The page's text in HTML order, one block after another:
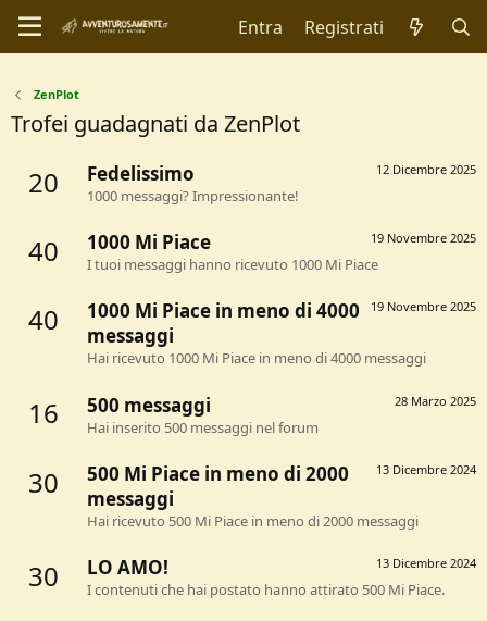
Entra Registrati
ZenPlot
Trofei guadagnati da ZenPlot
20 12 Dicembre 2025
Fedelissimo
1000 messaggi? Impressionante!
40 19 Novembre 2025
1000 Mi Piace
I tuoi messaggi hanno ricevuto 1000 Mi Piace
40 19 Novembre 2025
1000 Mi Piace in meno di 4000
messaggi
Hai ricevuto 1000 Mi Piace in meno di 4000 messaggi
16 28 Marzo 2025
500 messaggi
Hai inserito 500 messaggi nel forum
30 13 Dicembre 2024
500 Mi Piace in meno di 2000
messaggi
Hai ricevuto 500 Mi Piace in meno di 2000 messaggi
30 13 Dicembre 2024
LO AMO!
I contenuti che hai postato hanno attirato 500 Mi Piace.